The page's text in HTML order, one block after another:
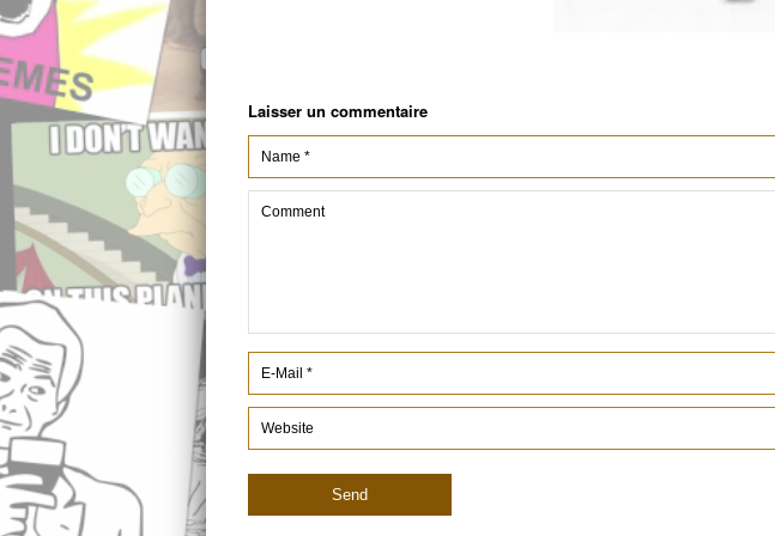
Laisser un commentaire